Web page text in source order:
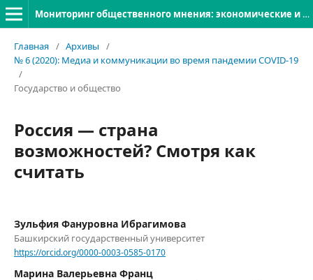
Мониторинг общественного мнения: экономические и социальные перемены
Главная / Архивы
/
№ 6 (2020): Медиа и коммуникации во время пандемии COVID-19
/
Государство и общество
Россия — страна
возможностей? Смотря как
считать
Зульфия Фануровна Ибрагимова
Башкирский государственный университет
https://orcid.org/0000-0003-0585-0170
Марина Валерьевна Франц